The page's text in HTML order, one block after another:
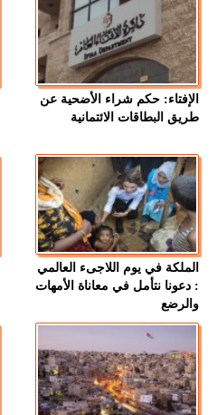
الإفتاء: حكم شراء الأضحية عن
طريق البطاقات الائتمانية
الملكة في يوم اللاجىء العالمي
: دعونا نتأمل في معاناة الأمهات
والرضع